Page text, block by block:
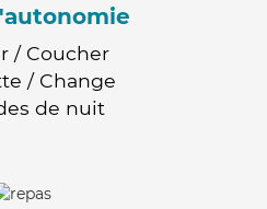
/ Coucher
/ Change
de nuit